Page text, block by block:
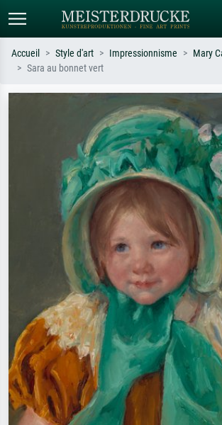
Recherchez par artiste, titre ou style –
ex. Monet, Nuit étoilée,
impressionnisme, vague de Hokusai,
nu.
Décrivez la
abstrait avec
tableau
Accueil Style d'art Impressionnisme
Mary
Sara au bonnet vert